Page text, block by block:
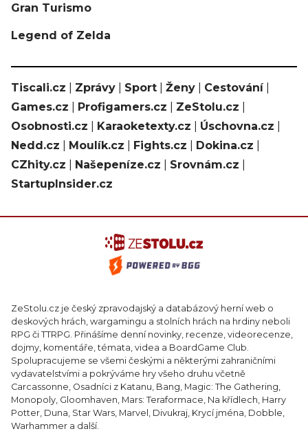
Gran Turismo
Legend of Zelda
Tiscali.cz Zprávy Sport Ženy Cestování|
Games.cz
Profigamers.cz ZeStolu.cz
Osobnosti.cz
Karaoketexty.cz Úschovna.cz
Nedd.cz
Moulík.cz Fights.cz Dokina.cz
CZhity.cz
Našepeníze.cz Srovnám.cz
StartupInsider.cz
ZeStolu.cz je český zpravodajský a databázový herní web o
deskových hrách, wargamingu a stolních hrách na hrdiny neboli
RPG či TTRPG. Přinášíme denní novinky, recenze, videorecenze,
dojmy, komentáře, témata, videa a BoardGame Club.
Spolupracujeme se všemi českými a některými zahraničními
vydavatelstvími a pokrýváme hry všeho druhu včetně
Carcassonne, Osadníci z Katanu, Bang, Magic: The Gathering,
Monopoly, Gloomhaven, Mars: Teraformace, Na křídlech, Harry
Potter, Duna, Star Wars, Marvel, Divukraj, Krycí jména, Dobble,
Warhammer a další.